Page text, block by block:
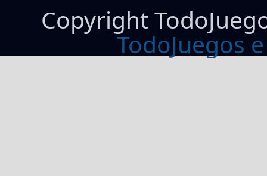
Copyright
TodoJuegos